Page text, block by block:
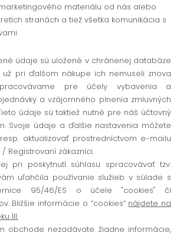
materiálu od nás alebo
stranách a tiež všetka komunikácia s
údaje sú uložené v chránenej databáze
pri ďalšom nákupe ich nemuseli znova
pre účely vybavenia a
a vzájomného plnenia zmluvných
údaje sú taktiež nutné pre náš účtovný
Svoje údaje a ďalšie nastavenia môžete
aktualizovať prostredníctvom e-mailu
Registrovaní zákazníci.
pri poskytnutí súhlasu spracovávať tzv.
uľahčila používanie služieb v súlade s
95/46/ES o účele "cookies" či
Bližšie informácie o “cookies” nájdete na
III.
obchode nezadávate žiadne informácie,